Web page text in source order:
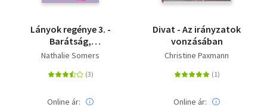
Lányok regénye 3. -
Barátság,
féltékenység, Moliére!
Nathalie Somers
Online ár:
Divat - Az irányzatok
vonzásában
Christine Paxmann
Online ár: